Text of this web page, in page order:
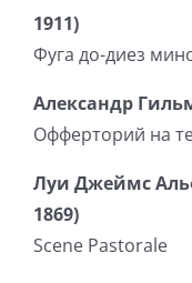
1911)
Фуга до-диез
Александр
Офферторий на
Луи Джеймс
1869)
Scene Pastorale